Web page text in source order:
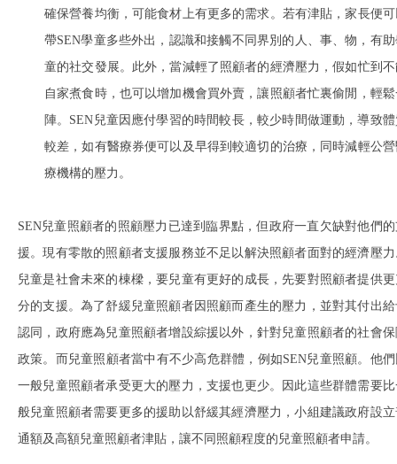
確保營養均衡，可能食材上有更多的需求。若有津貼，家長便
帶SEN學童多些外出，認識和接觸不同界別的人、事、物，有
童的社交發展。此外，當減輕了照顧者的經濟壓力，假如忙到
自家煮食時，也可以增加機會買外賣，讓照顧者忙裏偷閒，輕
陣。SEN兒童因應付學習的時間較長，較少時間做運動，導致
較差，如有醫療券便可以及早得到較適切的治療，同時減輕公
療機構的壓力。
SEN兒童照顧者的照顧壓力已達到臨界點，但政府一直欠缺對他們
援。現有零散的照顧者支援服務並不足以解決照顧者面對的經濟壓
兒童是社會未來的棟樑，要兒童有更好的成長，先要對照顧者提供
分的支援。為了舒緩兒童照顧者因照顧而產生的壓力，並對其付出
認同，政府應為兒童照顧者增設綜援以外，針對兒童照顧者的社會
政策。而兒童照顧者當中有不少高危群體，例如SEN兒童照顧。他
一般兒童照顧者承受更大的壓力，支援也更少。因此這些群體需要
般兒童照顧者需要更多的援助以舒緩其經濟壓力，小組建議政府設
通額及高額兒童照顧者津貼，讓不同照顧程度的兒童照顧者申請。